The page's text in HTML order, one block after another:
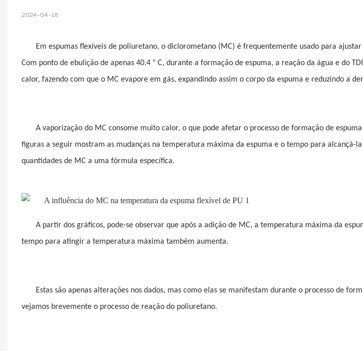
2024-04-18
Em espumas flexíveis de poliuretano, o diclorometano (MC) é frequentemente usado para
Com ponto de ebulição de apenas 40.4 °C, durante a formação de espuma, a reação da água e do
calor, fazendo com que o MC evapore em gás, expandindo assim o corpo da espuma e reduzindo a
A vaporização do MC consome muito calor, o que pode afetar o processo de formação de
figuras a seguir mostram as mudanças na temperatura máxima da espuma e o tempo para alcançá-
quantidades de MC a uma fórmula específica.
A partir dos gráficos, pode-se observar que após a adição de MC, a temperatura máxima da
tempo para atingir a temperatura máxima também aumenta.
Estas são apenas alterações nos dados, mas como elas se manifestam durante o processo de
vejamos brevemente o processo de reação do poliuretano.